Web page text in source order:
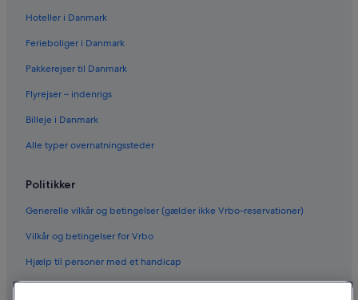
Hoteller i Danmark
Ferieboliger i Danmark
Pakkerejser til Danmark
Flyrejser – indenrigs
Billeje i Danmark
Alle typer overnatningssteder
Politikker
Generelle vilkår og betingelser (gælder ikke Vrbo-reservationer)
Vilkår og betingelser for Vrbo
Hjælp til personer med et handicap